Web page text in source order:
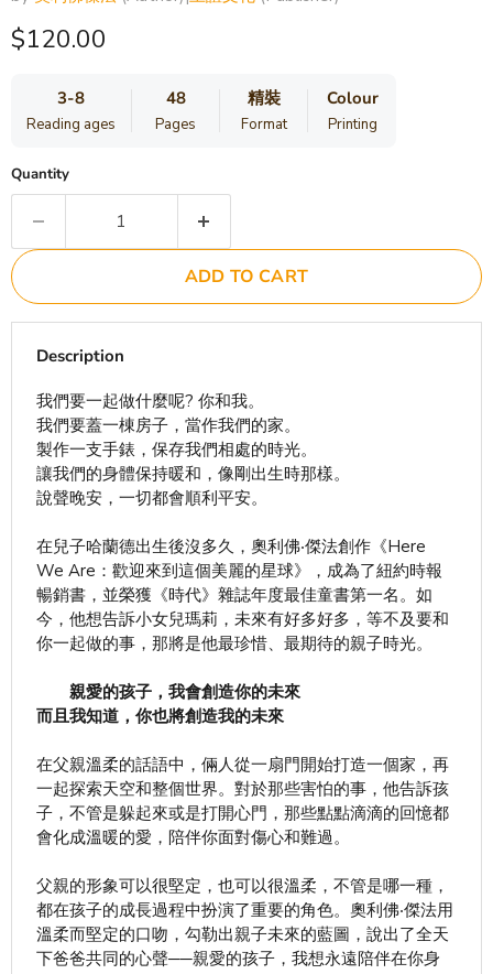
Current price
$120.00
3-8
Reading ages
48
Pages
精裝
Format
Colour
Printing
Quantity
ADD TO CART
Description
我們要一起做什麼呢? 你和我。
我們要蓋一棟房子，當作我們的家。
製作一支手錶，保存我們相處的時光。
讓我們的身體保持暖和，像剛出生時那樣。
說聲晚安，一切都會順利平安。
在兒子哈蘭德出生後沒多久，奧利佛‧傑法創作《Here
We Are：歡迎來到這個美麗的星球》，成為了紐約時報
暢銷書，並榮獲《時代》雜誌年度最佳童書第一名。如
今，他想告訴小女兒瑪莉，未來有好多好多，等不及要和
你一起做的事，那將是他最珍惜、最期待的親子時光。
親愛的孩子，我會創造你的未來
而且我知道，你也將創造我的未來
在父親溫柔的話語中，倆人從一扇門開始打造一個家，再
一起探索天空和整個世界。對於那些害怕的事，他告訴孩
子，不管是躲起來或是打開心門，那些點點滴滴的回憶都
會化成溫暖的愛，陪伴你面對傷心和難過。
父親的形象可以很堅定，也可以很溫柔，不管是哪一種，
都在孩子的成長過程中扮演了重要的角色。奧利佛‧傑法用
溫柔而堅定的口吻，勾勒出親子未來的藍圖，說出了全天
下爸爸共同的心聲──親愛的孩子，我想永遠陪伴在你身